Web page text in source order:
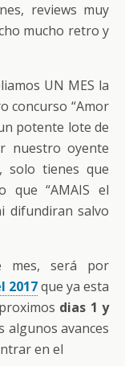
reviews muy
mucho retro y
UN MES la
concurso “Amor
potente lote de
nuestro oyente
solo tienes que
que “AMAIS el
difundiran salvo
mes, será por
2017que ya esta
dias 1 y
algunos avances
en el